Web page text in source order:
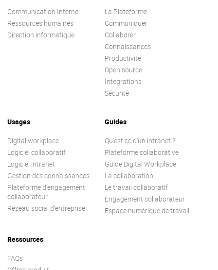
Communication Interne
Ressources humaines
Direction informatique
La Plateforme
Communiquer
Collaborer
Connaissances
Productivité
Open source
Integrations
Sécurité
Usages
Digital workplace
Logiciel collaboratif
Logiciel intranet
Gestion des connaissances
Plateforme d’engagement
collaborateur
Réseau social d’entreprise
Guides
Qu’est ce q’un intranet ?
Plateforme collaborative
Guide Digital Workplace
La collaboration
Le travail collaboratif
Engagement collaborateur
Espace numérique de travail
Ressources
FAQs